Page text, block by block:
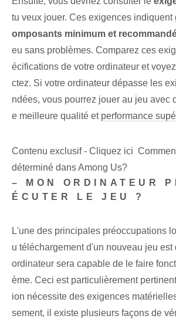
tu veux jouer. Ces exigences indiquent
omposants minimum et
eu sans problèmes. Comparez ces
écifications de votre ordinateur et
ctez. Si votre ordinateur dépasse les
ndées, vous pourrez jouer au jeu avec
e meilleure qualité et performance
Contenu exclusif - Cliquez ici
déterminé dans Among Us?
– MON ORDINATEUR
ÉCUTER LE JEU ?
L'une des principales préoccupations
u téléchargement d'un nouveau jeu est
ordinateur sera capable de le faire
ème. Ceci est particulièrement
ion nécessite des exigences
sement, il existe plusieurs façons de